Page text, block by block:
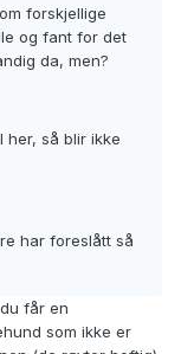
forskjellige
og fant for det
da, men?
her, så blir ikke
har foreslått så
får en
som ikke er